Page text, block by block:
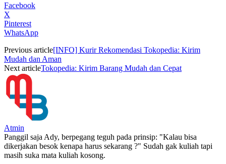
Facebook
X
Pinterest
WhatsApp
Previous article[INFO] Kurir Rekomendasi Tokopedia: Kirim
Mudah dan Aman
Next articleTokopedia: Kirim Barang Mudah dan Cepat
Atmin
Panggil saja Ady, berpegang teguh pada prinsip: "Kalau bisa
dikerjakan besok kenapa harus sekarang ?" Sudah gak kuliah tapi
masih suka mata kuliah kosong.